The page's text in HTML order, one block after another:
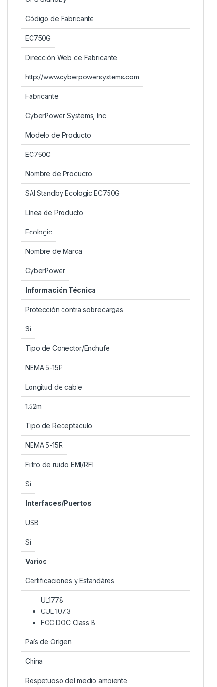
Código de Fabricante
EC750G
Dirección Web de Fabricante
http://www.cyberpowersystems.com
Fabricante
CyberPower Systems, Inc
Modelo de Producto
EC750G
Nombre de Producto
SAI Standby Ecologic EC750G
Línea de Producto
Ecologic
Nombre de Marca
CyberPower
Información Técnica
Protección contra sobrecargas
Sí
Tipo de Conector/Enchufe
NEMA 5-15P
Longitud de cable
1.52m
Tipo de Receptáculo
NEMA 5-15R
Filtro de ruido EMI/RFI
Sí
Interfaces/Puertos
USB
Sí
Varios
Certificaciones y Estandáres
UL1778
CUL 107.3
FCC DOC Class B
País de Origen
China
Respetuoso del medio ambiente